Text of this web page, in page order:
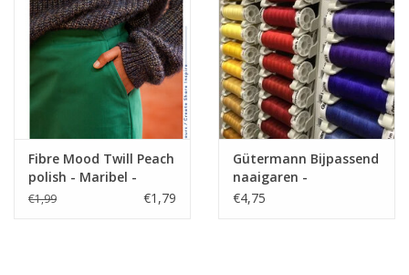
Fibre Mood Twill Peach
polish - Maribel -
Groen
€1,99 €1,79
Gütermann Bijpassend
naaigaren -
Allesnaaigaren 200m
€4,75